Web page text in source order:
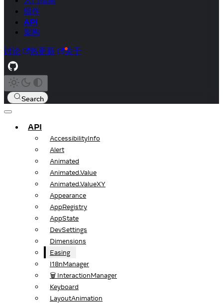
组件
API
架构
讨论 热更新 关于
Search
API
AccessibilityInfo
Alert
Animated
Animated.Value
Animated.ValueXY
Appearance
AppRegistry
AppState
DevSettings
Dimensions
Easing
I18nManager
🗑️ InteractionManager
Keyboard
LayoutAnimation